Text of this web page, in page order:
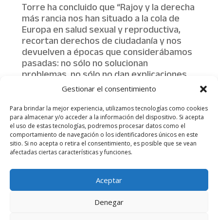
Gestionar el consentimiento
Para brindar la mejor experiencia, utilizamos tecnologías como cookies
para almacenar y/o acceder a la información del dispositivo. Si acepta
el uso de estas tecnologías, podremos procesar datos como el
comportamiento de navegación o los identificadores únicos en este
sitio. Si no acepta o retira el consentimiento, es posible que se vean
afectadas ciertas características y funciones.
Aceptar
Denegar
Torre ha concluido que “Rajoy y la derecha
más rancia nos han situado a la cola de
Europa en salud sexual y reproductiva,
recortan derechos de ciudadanía y nos
devuelven a épocas que considerábamos
pasadas: no sólo no solucionan
problemas, no sólo no dan explicaciones,
sino que recortan derechos: ése es el
deshonra a nuestro país“.
Más información sobre las cookies